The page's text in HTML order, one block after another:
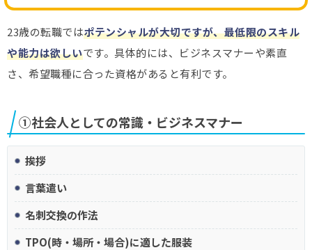
23歳の転職ではポテンシャルが大切ですが、最低限のスキル
や能力は欲しいです。具体的には、ビジネスマナーや素直
さ、希望職種に合った資格があると有利です。
①社会人としての常識・ビジネスマナー
挨拶
言葉遣い
名刺交換の作法
TPO(時・場所・場合)に適した服装